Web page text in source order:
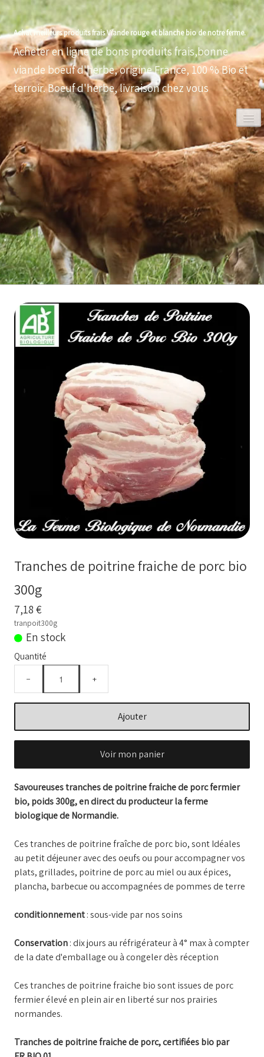
Achat meilleurs produits frais Viande rouge et blanche bio de notre ferme.
Acheter en ligne de bons produits frais,bonne
viande boeuf d'herbe, origine France, 100 % Bio et
terroir. Boeuf d'herbe, livraison chez vous
0
ACCUEIL
VOLAILLES BIO
BOEUF D'HERBE BIO
VEAU BIO
PORC BIO
AGNEAU BIO
MOUTON BIO
NOS COLIS VIANDE
CUISSON RAPIDE▼
BARBECUE BRASERO
TRIPERIE
CHARCUTERIE BIO
BOUILLONS D'OS et OS BIO
Comment commander
Nos VIDEOS
NOTRE FERME
Conseils temps de cuisson
Marché frais Livré à la maison
Français▼
Tranches de poitrine fraiche de porc bio
300g
7,18 €
tranpoit300g
En stock
Quantité
− +
Ajouter
Voir mon panier
Savoureuses tranches de poitrine fraiche de porc fermier
bio, poids 300g, en direct du producteur la ferme
biologique de Normandie.
Ces tranches de poitrine fraîche de porc bio, sont Idéales
au petit déjeuner avec des oeufs ou pour accompagner vos
plats, grillades, poitrine de porc au miel ou aux épices,
plancha, barbecue ou accompagnées de pommes de terre
conditionnement: sous-vide par nos soins
Conservation: dix jours au réfrigérateur à 4° max à compter
de la date d'emballage ou à congeler dès réception
Ces tranches de poitrine fraiche bio sont issues de porc
fermier élevé en plein air en liberté sur nos prairies
normandes.
Tranches de poitrine fraiche de porc, certifiées bio par